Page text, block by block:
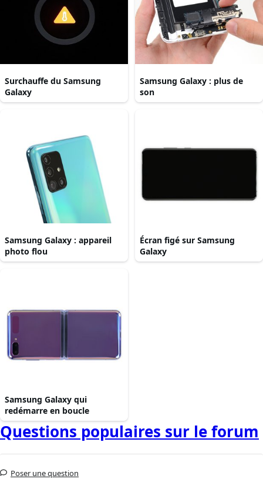
Surchauffe du Samsung
Galaxy
Samsung Galaxy : plus de
son
Samsung Galaxy : appareil
photo flou
Écran figé sur Samsung
Galaxy
Samsung Galaxy qui
redémarre en boucle
Questions populaires sur le forum
Poser une question